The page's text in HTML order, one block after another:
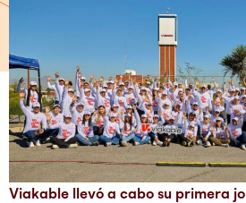
Viakable llevó a cabo su primera